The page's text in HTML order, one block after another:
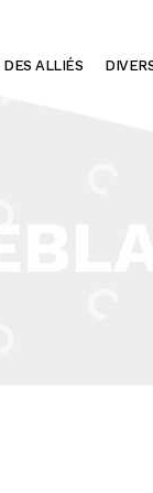
DES ALLIÉS